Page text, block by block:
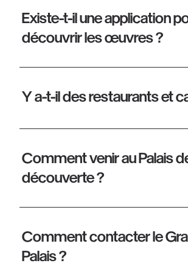
Existe-t-il une application
découvrir les œuvres ?
Y a-t-il des restaurants et
Comment venir au Palais
découverte ?
Comment contacter le
Palais ?